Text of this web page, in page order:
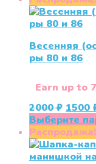
Весенняя
ры 80 и 86
Earn up to
2000₽
цена
2000
1500
Выберите
Распродажа!